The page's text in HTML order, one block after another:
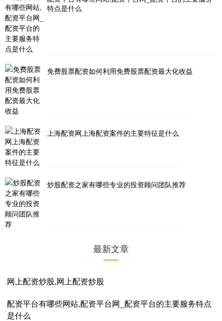
特点是什么
免费股票配资如何利用免费股票配资最大化收益
上海配资网上海配资案件的主要特征是什么
炒股配资之家有哪些专业的投资顾问团队推荐
最新文章
·网上配资炒股,网上配资炒股
·
配资平台有哪些网站,配资平台网_配资平台的主要服务特点
是什么